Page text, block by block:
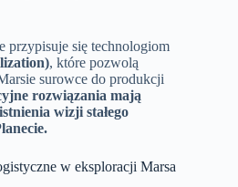
przypisuje się technologiom
, które pozwolą
surowce do produkcji
rozwiązania mają
wizji stałego
w eksploracji Marsa